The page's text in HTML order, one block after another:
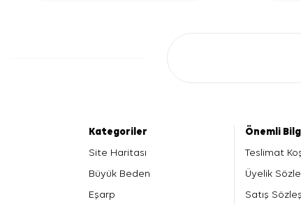
Kategoriler
Site Haritası
Büyük Beden
Eşarp
Önemli
Teslimat
Üyelik
Satış